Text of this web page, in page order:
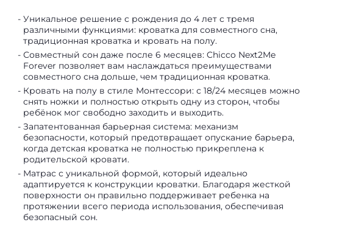
Уникальное решение с рождения до 4 лет с тремя
различными функциями: кроватка для совместного сна,
традиционная кроватка и кровать на полу.
Совместный сон даже после 6 месяцев: Chicco Next2Me
Forever позволяет вам наслаждаться преимуществами
совместного сна дольше, чем традиционная кроватка.
Кровать на полу в стиле Монтессори: с 18/24 месяцев можно
снять ножки и полностью открыть одну из сторон, чтобы
ребёнок мог свободно заходить и выходить.
Запатентованная барьерная система: механизм
безопасности, который предотвращает опускание барьера,
когда детская кроватка не полностью прикреплена к
родительской кровати.
Матрас с уникальной формой, который идеально
адаптируется к конструкции кроватки. Благодаря жесткой
поверхности он правильно поддерживает ребенка на
протяжении всего периода использования, обеспечивая
безопасный сон.